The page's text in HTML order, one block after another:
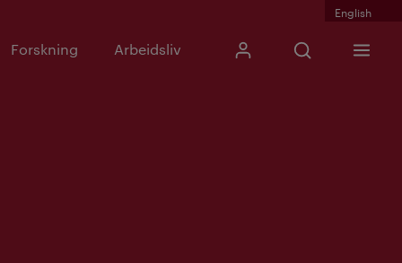
English
Forskning Arbeidsliv Mitt KristianiaÅpne søk
Skriv inn
Søk
Meny